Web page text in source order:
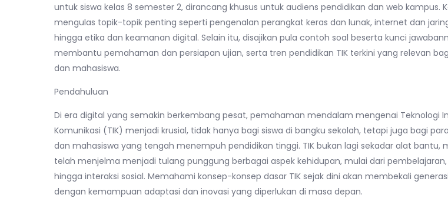
untuk siswa kelas 8 semester 2, dirancang khusus untuk audiens pendidikan dan web kampus.
mengulas topik-topik penting seperti pengenalan perangkat keras dan lunak, internet dan
hingga etika dan keamanan digital. Selain itu, disajikan pula contoh soal beserta kunci
membantu pemahaman dan persiapan ujian, serta tren pendidikan TIK terkini yang relevan
dan mahasiswa.
Pendahuluan
Di era digital yang semakin berkembang pesat, pemahaman mendalam mengenai Teknologi
Komunikasi (TIK) menjadi krusial, tidak hanya bagi siswa di bangku sekolah, tetapi juga bagi
dan mahasiswa yang tengah menempuh pendidikan tinggi. TIK bukan lagi sekadar alat bantu,
telah menjelma menjadi tulang punggung berbagai aspek kehidupan, mulai dari
hingga interaksi sosial. Memahami konsep-konsep dasar TIK sejak dini akan membekali
dengan kemampuan adaptasi dan inovasi yang diperlukan di masa depan.